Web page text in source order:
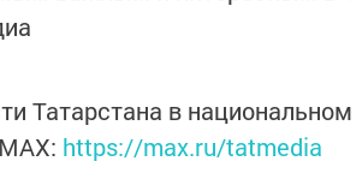
Татарстана в национальном
https://max.ru/tatmedia